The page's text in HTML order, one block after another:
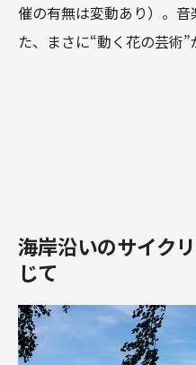
催の有無は変動あり）。
た、まさに“動く花の芸術”
海岸沿いのサイク
じて